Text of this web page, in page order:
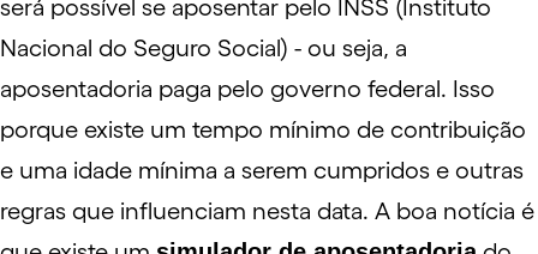
será possível se aposentar pelo INSS (Instituto
Nacional do Seguro Social) - ou seja, a
aposentadoria paga pelo governo federal. Isso
porque existe um tempo mínimo de contribuição
e uma idade mínima a serem cumpridos e outras
regras que influenciam nesta data. A boa notícia é